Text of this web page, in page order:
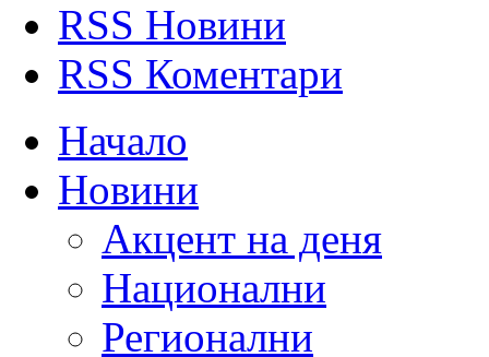
RSS Новини
RSS Коментари
Начало
Новини
Акцент на деня
Национални
Регионални